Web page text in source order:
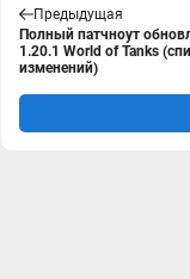
Предыдущая
Полный патчноут
1.20.1 World of Tanks
изменений)